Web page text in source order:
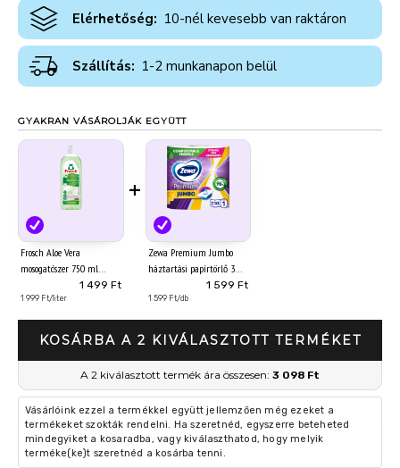
Elérhetőség: 10-nél kevesebb van raktáron
Szállítás: 1-2 munkanapon belül
GYAKRAN VÁSÁROLJÁK EGYÜTT
Frosch Aloe Vera
mosogatószer 750 ml
1 499 Ft
1 999 Ft/liter
+
Zewa Premium Jumbo
háztartási papírtörlő 3
1 599 Ft
1 599 Ft/db
KOSÁRBA A 2 KIVÁLASZTOTT TERMÉKET
A 2 kiválasztott termék ára összesen: 3 098 Ft
Vásárlóink ezzel a termékkel együtt jellemzően még ezeket a
termékeket szokták rendelni. Ha szeretnéd, egyszerre beteheted
mindegyiket a kosaradba, vagy kiválaszthatod, hogy melyik
terméke(ke)t szeretnéd a kosárba tenni.